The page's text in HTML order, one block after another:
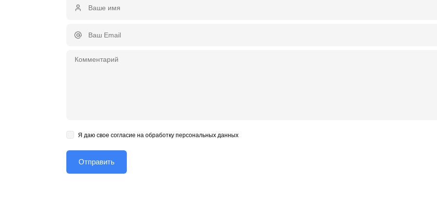
Я даю свое согласие на обработку персональных данных